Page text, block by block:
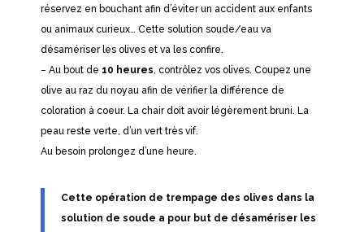
réservez en bouchant afin d’éviter un accident aux enfants
ou animaux curieux… Cette solution soude/eau va
désamériser les olives et va les confire.
– Au bout de 10 heures, contrôlez vos olives. Coupez une
olive au raz du noyau afin de vérifier la différence de
coloration à coeur. La chair doit avoir légèrement bruni. La
peau reste verte, d’un vert très vif.
Au besoin prolongez d’une heure.
Cette opération de trempage des olives dans la
solution de soude a pour but de désamériser les